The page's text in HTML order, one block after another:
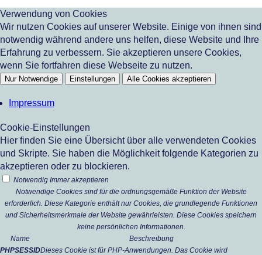
Verwendung von Cookies
Wir nutzen Cookies auf unserer Website. Einige von ihnen sind
notwendig während andere uns helfen, diese Website und Ihre
Erfahrung zu verbessern. Sie akzeptieren unsere Cookies,
wenn Sie fortfahren diese Webseite zu nutzen.
Nur Notwendige Einstellungen Alle Cookies akzeptieren
Impressum
Cookie-Einstellungen
Hier finden Sie eine Übersicht über alle verwendeten Cookies
und Skripte. Sie haben die Möglichkeit folgende Kategorien zu
akzeptieren oder zu blockieren.
Notwendig Immer akzeptieren
Notwendige Cookies sind für die ordnungsgemäße Funktion der Website
erforderlich. Diese Kategorie enthält nur Cookies, die grundlegende Funktionen
und Sicherheitsmerkmale der Website gewährleisten. Diese Cookies speichern
keine persönlichen Informationen.
Name
Beschreibung
PHPSESSIDDieses Cookie ist für PHP-Anwendungen. Das Cookie wird